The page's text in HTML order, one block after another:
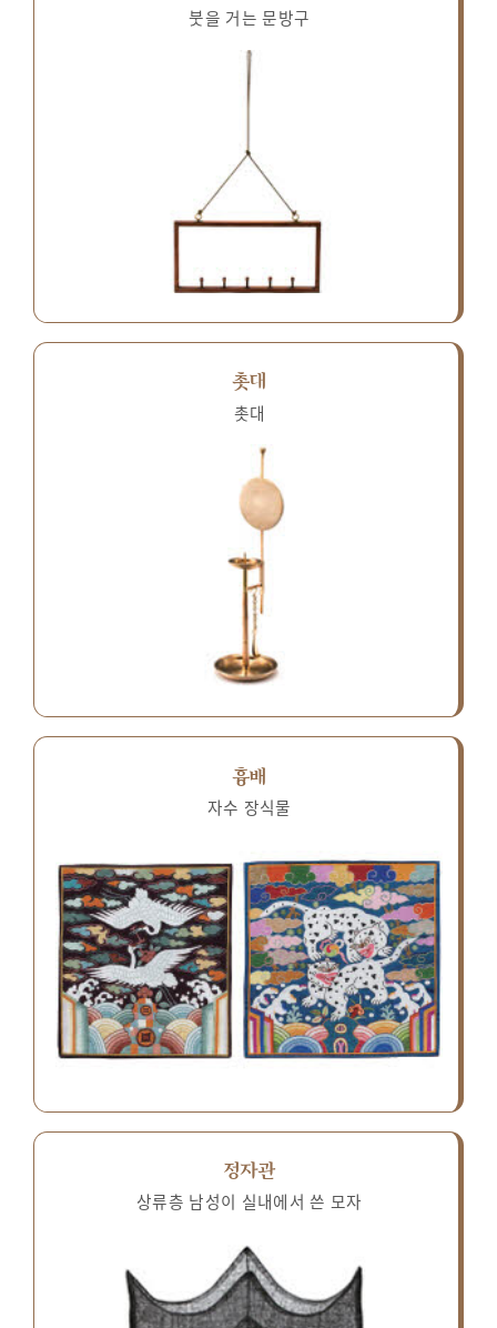
붓을 거는 문방구
촛대
촛대
흉배
자수 장식물
정자관
상류층 남성이 실내에서 쓴 모자